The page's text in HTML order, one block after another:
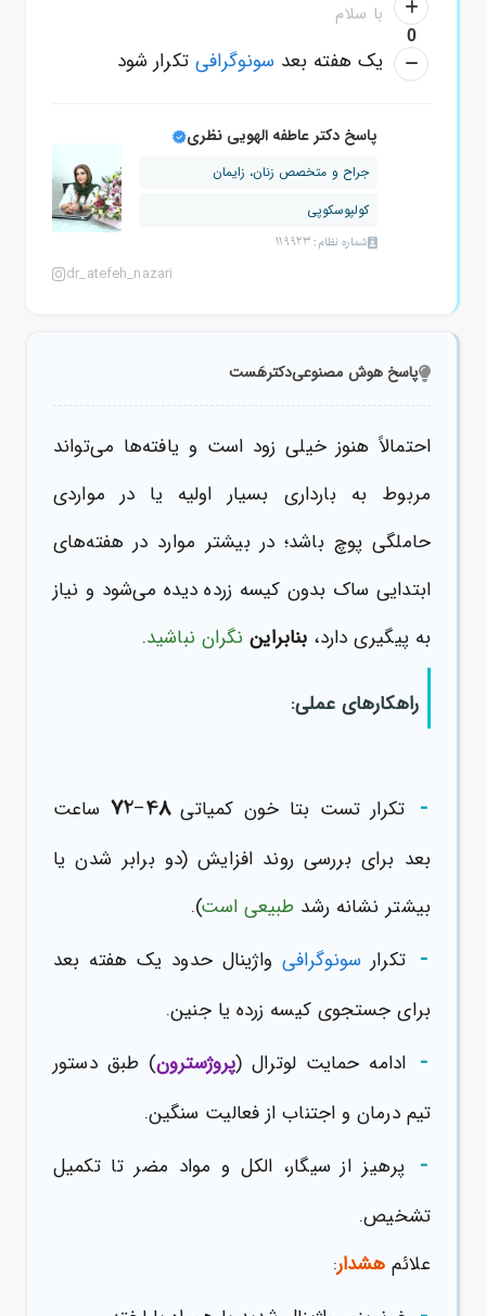
0
با سلام
یک هفته بعد سونوگرافی تکرار شود
پاسخ دکتر عاطفه الهویی نظری
جراح و متخصص زنان، زایمان
کولپوسکوپی
شماره نظام: 119923
dr_atefeh_nazari
پاسخ هوش مصنوعیدکترهَست
احتمالاً هنوز خیلی زود است و یافته‌ها می‌تواند
مربوط به بارداری بسیار اولیه یا در مواردی
حاملگی پوچ باشد؛ در بیشتر موارد در هفته‌های
ابتدایی ساک بدون کیسه زرده دیده می‌شود و نیاز
به پیگیری دارد، بنابراین نگران نباشید.
راهکارهای عملی:
- تکرار تست بتا خون کمیاتی48
–
72ساعت
بعد برای بررسی روند افزایش (دو برابر شدن یا
بیشتر نشانه رشد طبیعی است).
- تکرار سونوگرافی واژینال حدود یک هفته بعد
برای جستجوی کیسه زرده یا جنین.
- ادامه حمایت لوترال (پروژسترون) طبق دستور
تیم درمان و اجتناب از فعالیت سنگین.
- پرهیز از سیگار، الکل و مواد مضر تا تکمیل
تشخیص.
علائم هشدار: